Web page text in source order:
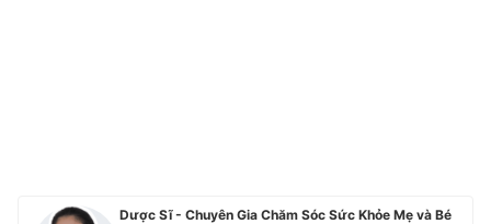
Dược Sĩ - Chuyên Gia Chăm Sóc Sức Khỏe Mẹ và Bé